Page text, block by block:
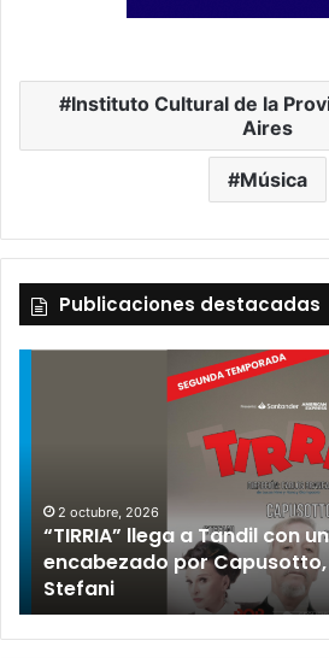
Instituto Cultural de la
Aires
Música
Publicaciones destacadas
2 octubre, 2026
“TIRRIA” llega a Tandil con
encabezado por Capusotto,
Stefani